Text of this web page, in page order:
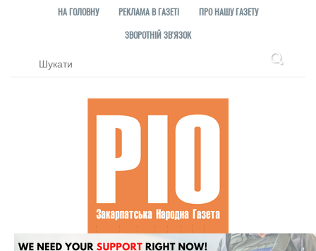
НА ГОЛОВНУ РЕКЛАМА В ГАЗЕТІ
ПРО НАШУ ГАЗЕТУ
ЗВОРОТНІЙ ЗВ'ЯЗОК